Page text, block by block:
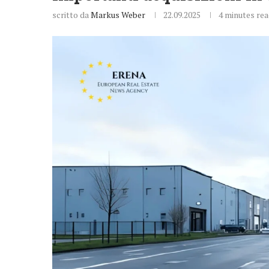
scritto daMarkus Weber 22.09.2025 4 minutes